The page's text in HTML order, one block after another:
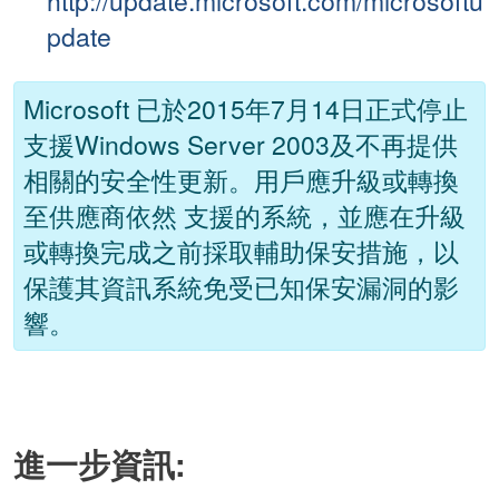
pdate
Microsoft 已於2015年7月14日正式停止
支援Windows Server 2003及不再提供
相關的安全性更新。用戶應升級或轉換
至供應商依然 支援的系統，並應在升級
或轉換完成之前採取輔助保安措施，以
保護其資訊系統免受已知保安漏洞的影
響。
進一步資訊: